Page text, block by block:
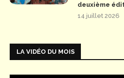
deuxième
14 juillet 2026
LA VIDÉO DU MOIS